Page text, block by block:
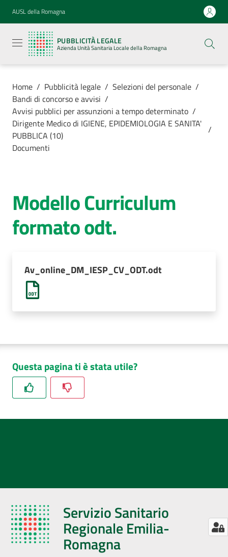
Vai al contenuto
Vai alla navigazione
Vai al footer
AUSL della Romagna
PUBBLICITÀ LEGALE
Azienda Unità Sanitaria Locale della Romagna
legale
Azienda
Unità
Locale della
Azienda
Luoghi di
cura
Home / Pubblicità legale / Selezioni del personale /
Bandi di concorso e avvisi /
Avvisi pubblici per assunzioni a tempo determinato /
Dirigente Medico di IGIENE, EPIDEMIOLOGIA E SANITA'
PUBBLICA (10)
/
Documenti
Modello Curriculum
formato odt.
Av_online_DM_IESP_CV_ODT.odt
Questa pagina ti è stata utile?
Servizio Sanitario
Regionale Emilia-
Romagna